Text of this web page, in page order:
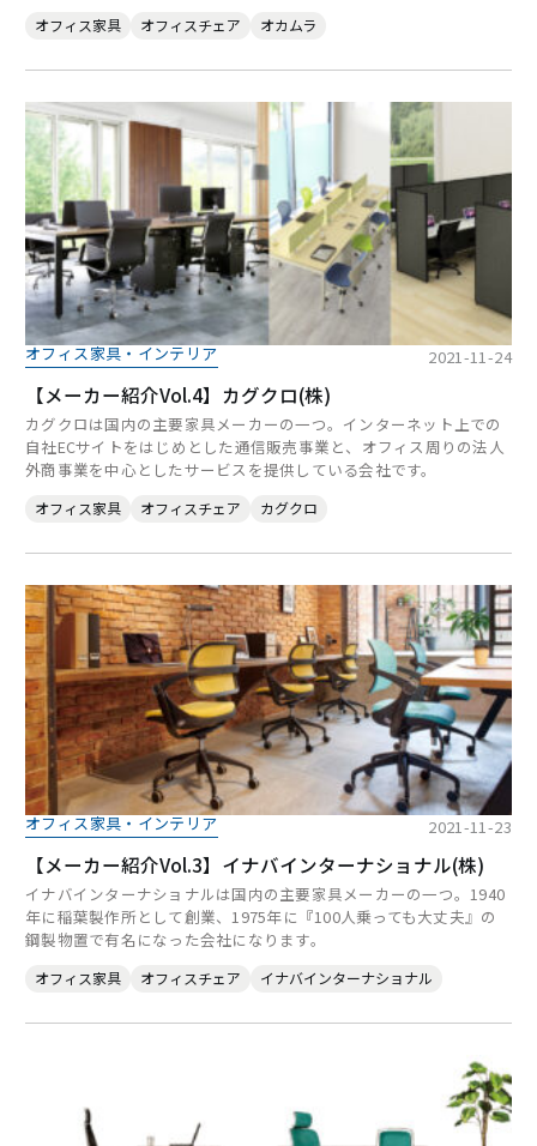
オフィス家具 オフィスチェア オカムラ
オフィス家具・インテリア 2021-11-24
【メーカー紹介Vol.4】カグクロ(株)
カグクロは国内の主要家具メーカーの一つ。インターネット上での
自社ECサイトをはじめとした通信販売事業と、オフィス周りの法人
外商事業を中心としたサービスを提供している会社です。
オフィス家具 オフィスチェア カグクロ
オフィス家具・インテリア 2021-11-23
【メーカー紹介Vol.3】イナバインターナショナル(株)
イナバインターナショナルは国内の主要家具メーカーの一つ。1940
年に稲葉製作所として創業、1975年に『100人乗っても大丈夫』の
鋼製物置で有名になった会社になります。
オフィス家具 オフィスチェア イナバインターナショナル